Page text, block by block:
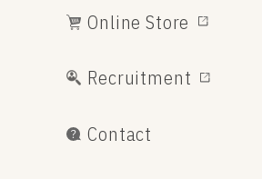
Online Store
Recruitment
Contact